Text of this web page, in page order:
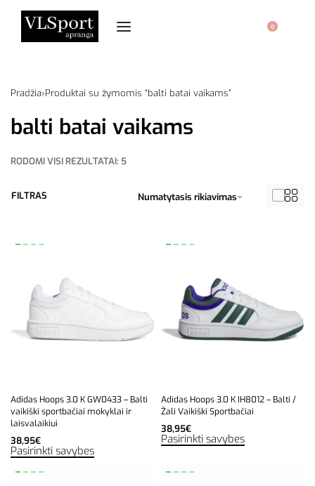
0
Pradžia›Produktai su žymomis “balti batai vaikams”
balti batai vaikams
RODOMI VISI REZULTATAI: 5
Numatytasis rikiavimas
FILTRAS
Adidas Hoops 3.0 K GW0433 – Balti
vaikiški sportbačiai mokyklai ir
laisvalaikiui
38,95€
Pasirinkti savybes
Adidas Hoops 3.0 K IH8012 – Balti /
Žali Vaikiški Sportbačiai
38,95€
Pasirinkti savybes